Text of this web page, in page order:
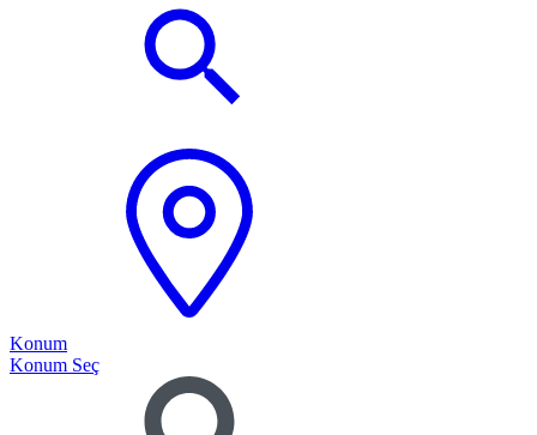
Konum
Konum Seç